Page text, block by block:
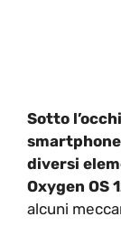
Sotto
diversi
Oxygen OS
alcuni